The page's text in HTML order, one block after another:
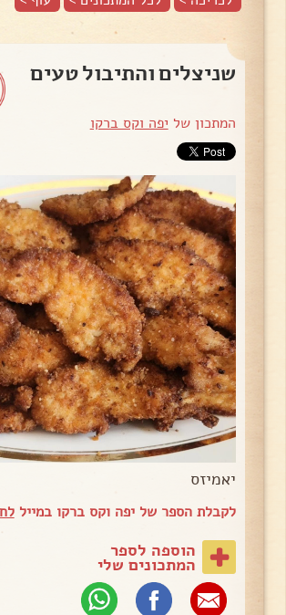
שניצלים והתיבול טעים
המתכון של יפה וקס ברקו
יאמיזס
לקבלת הספר של יפה וקס ברקו במייל
הוספה לספר
המתכונים שלי